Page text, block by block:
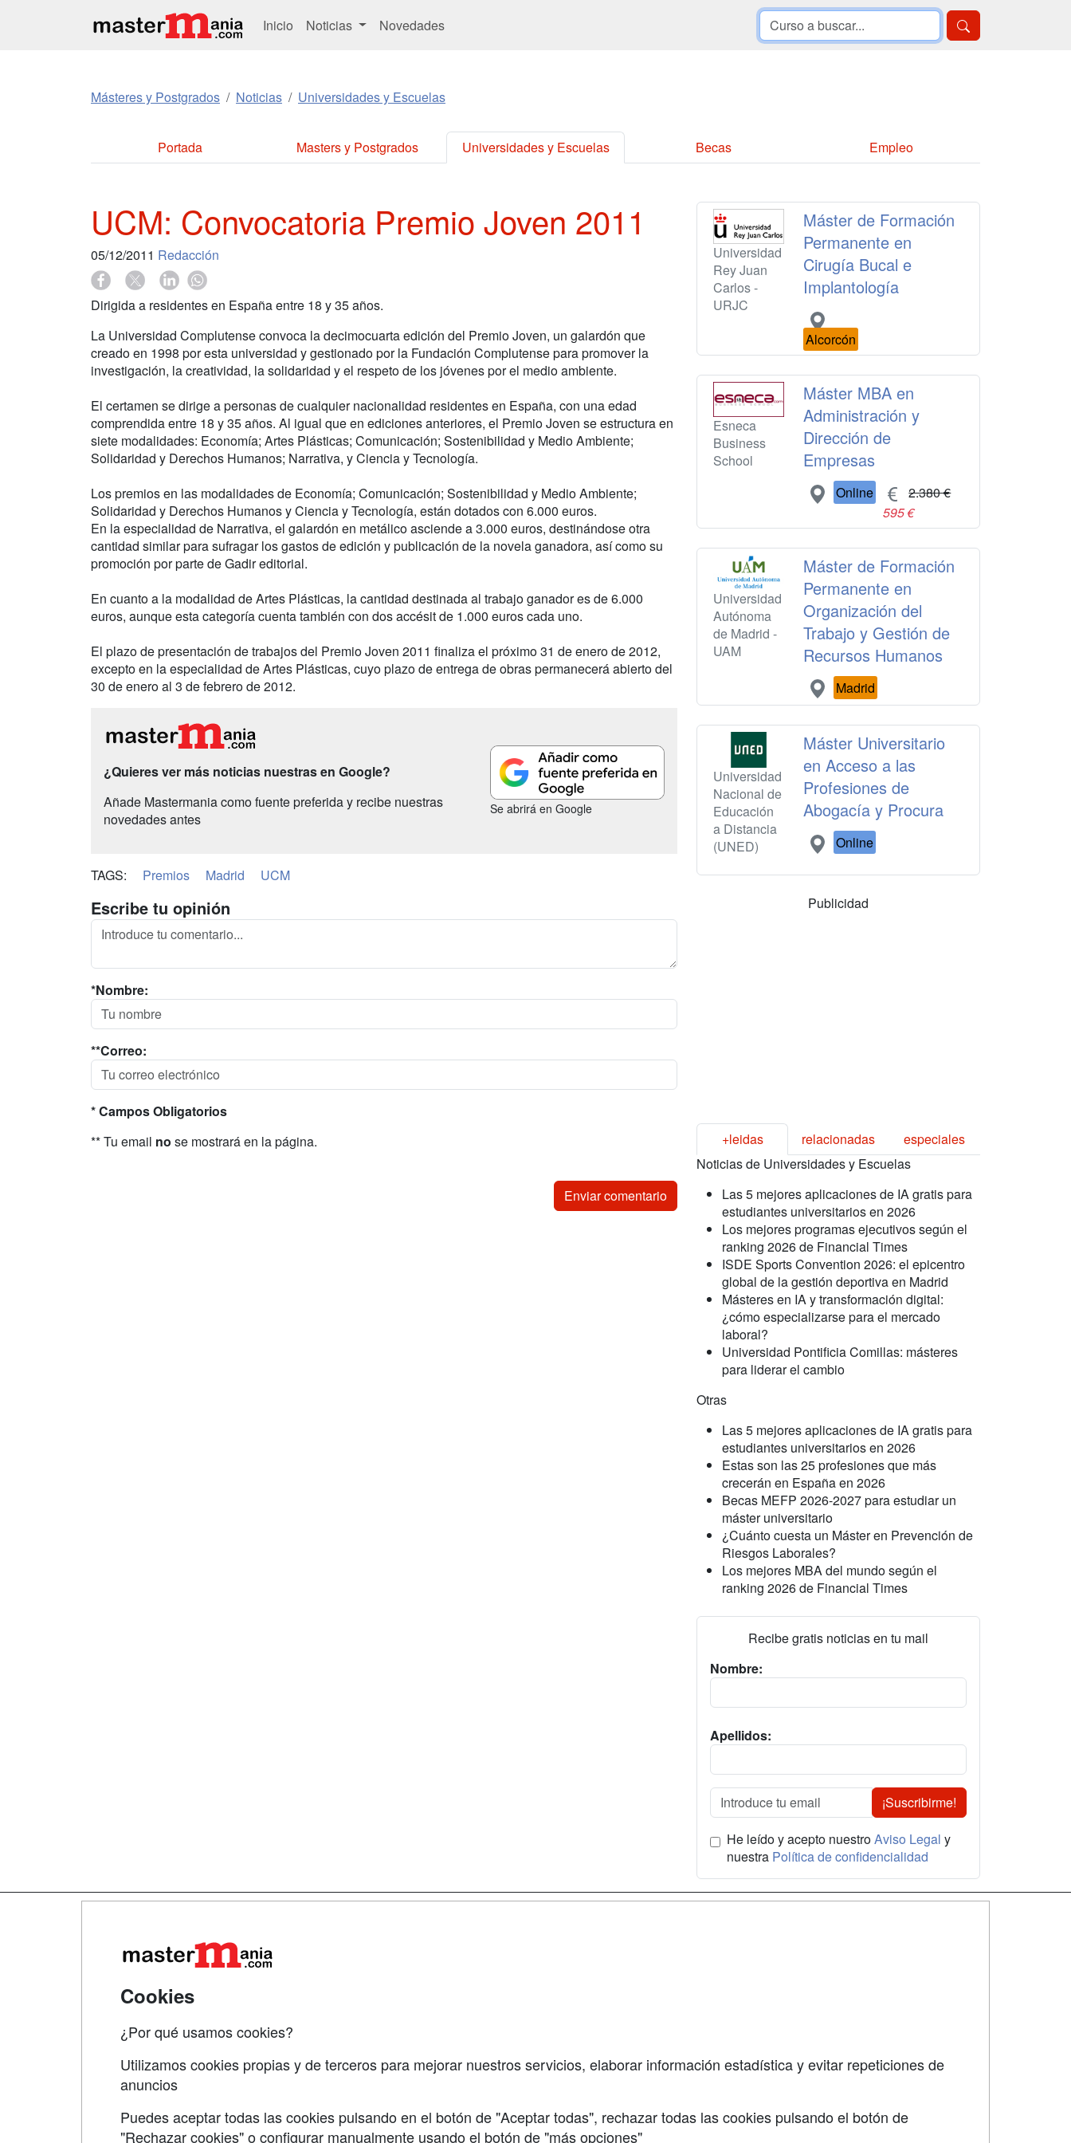
Inicio Noticias Novedades
Másteres y Postgrados Noticias Universidades y Escuelas
Portada Masters y Postgrados Universidades y Escuelas Becas Empleo
UCM: Convocatoria Premio Joven 2011
05/12/2011 Redacción
Dirigida a residentes en España entre 18 y 35 años.
La Universidad Complutense convoca la decimocuarta edición del Premio Joven, un galardón que
creado en 1998 por esta universidad y gestionado por la Fundación Complutense para promover la
investigación, la creatividad, la solidaridad y el respeto de los jóvenes por el medio ambiente.
El certamen se dirige a personas de cualquier nacionalidad residentes en España, con una edad
comprendida entre 18 y 35 años. Al igual que en ediciones anteriores, el Premio Joven se estructura en
siete modalidades: Economía; Artes Plásticas; Comunicación; Sostenibilidad y Medio Ambiente;
Solidaridad y Derechos Humanos; Narrativa, y Ciencia y Tecnología.
Los premios en las modalidades de Economía; Comunicación; Sostenibilidad y Medio Ambiente;
Solidaridad y Derechos Humanos y Ciencia y Tecnología, están dotados con 6.000 euros.
En la especialidad de Narrativa, el galardón en metálico asciende a 3.000 euros, destinándose otra
cantidad similar para sufragar los gastos de edición y publicación de la novela ganadora, así como su
promoción por parte de Gadir editorial.
En cuanto a la modalidad de Artes Plásticas, la cantidad destinada al trabajo ganador es de 6.000
euros, aunque esta categoría cuenta también con dos accésit de 1.000 euros cada uno.
El plazo de presentación de trabajos del Premio Joven 2011 finaliza el próximo 31 de enero de 2012,
excepto en la especialidad de Artes Plásticas, cuyo plazo de entrega de obras permanecerá abierto del
30 de enero al 3 de febrero de 2012.
¿Quieres ver más noticias nuestras en Google?
Añade Mastermania como fuente preferida y recibe nuestras
novedades antes
Se abrirá en Google
TAGS: Premios Madrid UCM
Escribe tu opinión
*Nombre:
**Correo:
* Campos Obligatorios
** Tu email no se mostrará en la página.
Universidad
Rey Juan
Carlos -
URJC
Máster de Formación
Permanente en
Cirugía Bucal e
Implantología
Alcorcón
Esneca
Business
School
Máster MBA en
Administración y
Dirección de
Empresas
Online
2.380 €
595 €
Universidad
Autónoma
de Madrid -
UAM
Máster de Formación
Permanente en
Organización del
Trabajo y Gestión de
Recursos Humanos
Madrid
Universidad
Nacional de
Educación
a Distancia
(UNED)
Máster Universitario
en Acceso a las
Profesiones de
Abogacía y Procura
Online
Publicidad
+leidas relacionadas
especiales
Noticias de Universidades y Escuelas
Las 5 mejores aplicaciones de IA gratis para
estudiantes universitarios en 2026
Los mejores programas ejecutivos según el
ranking 2026 de Financial Times
ISDE Sports Convention 2026: el epicentro
global de la gestión deportiva en Madrid
Másteres en IA y transformación digital:
¿cómo especializarse para el mercado
laboral?
Universidad Pontificia Comillas: másteres
para liderar el cambio
Otras
Las 5 mejores aplicaciones de IA gratis para
estudiantes universitarios en 2026
Estas son las 25 profesiones que más
crecerán en España en 2026
Becas MEFP 2026-2027 para estudiar un
máster universitario
¿Cuánto cuesta un Máster en Prevención de
Riesgos Laborales?
Los mejores MBA del mundo según el
ranking 2026 de Financial Times
Recibe gratis noticias en tu mail
Nombre:
Apellidos:
¡Suscribirme!
He leído y acepto nuestroAviso Legal y
nuestra Política de confidencialidad
Grupo formazion:
Cookies
¿Por qué usamos cookies?
Utilizamos cookies propias y de terceros para mejorar nuestros servicios, elaborar información estadística y evitar repeticiones de
anuncios
Puedes aceptar todas las cookies pulsando en el botón de "Aceptar todas", rechazar todas las cookies pulsando el botón de
"Rechazar cookies" o configurar manualmente usando el botón de "más opciones"